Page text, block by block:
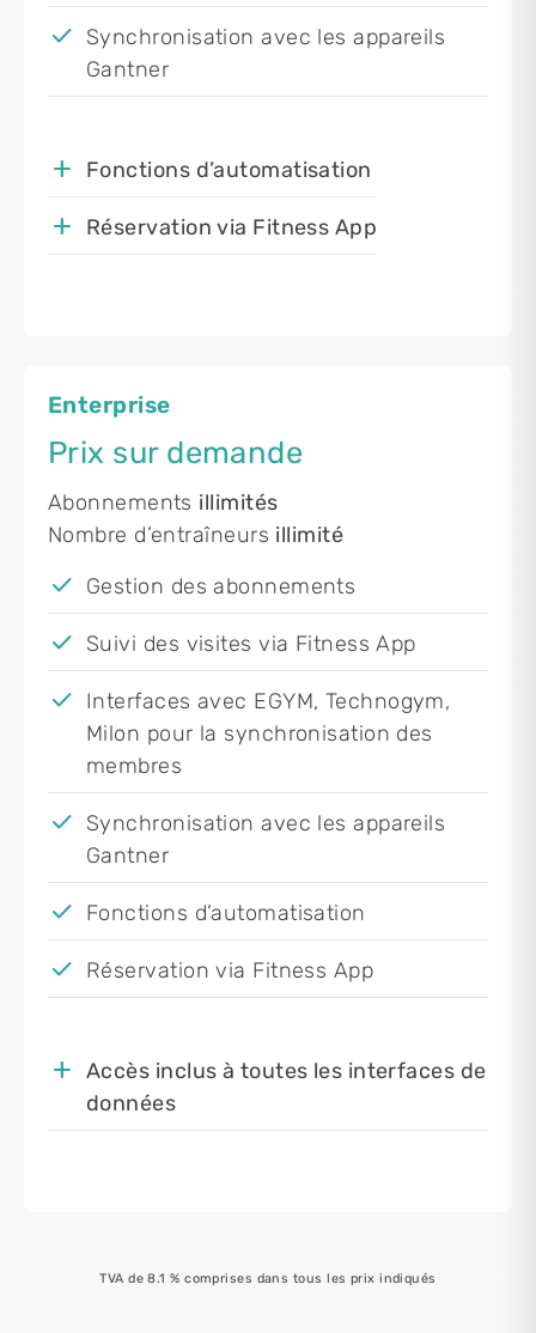
Synchronisation avec les appareils
Gantner
Fonctions d’automatisation
Réservation via Fitness App
Enterprise
Prix sur demande
Abonnements illimités
Nombre d’entraîneurs illimité
Gestion des abonnements
Suivi des visites via Fitness App
Interfaces avec EGYM, Technogym,
Milon pour la synchronisation des
membres
Synchronisation avec les appareils
Gantner
Fonctions d’automatisation
Réservation via Fitness App
Accès inclus à toutes les interfaces de
données
TVA de 8.1 % comprises dans tous les prix indiqués